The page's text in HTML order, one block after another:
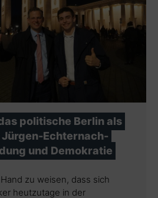
politische Berlin als
Echternach-
und Demokratie
zu weisen, dass sich
heutzutage in der